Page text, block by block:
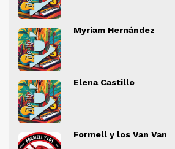
Myriam Hernández
Elena Castillo
Formell y los Van Van